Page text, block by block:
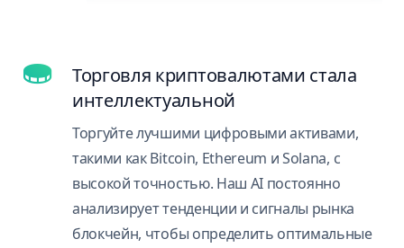
Торговля криптовалютами стала
интеллектуальной
Торгуйте лучшими цифровыми активами,
такими как Bitcoin, Ethereum и Solana, с
высокой точностью. Наш AI постоянно
анализирует тенденции и сигналы рынка
блокчейн, чтобы определить оптимальные